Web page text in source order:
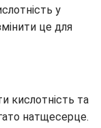
у
це для
кислотність та
натщесерце.